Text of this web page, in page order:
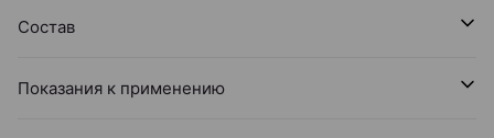
Состав
Показания к применению